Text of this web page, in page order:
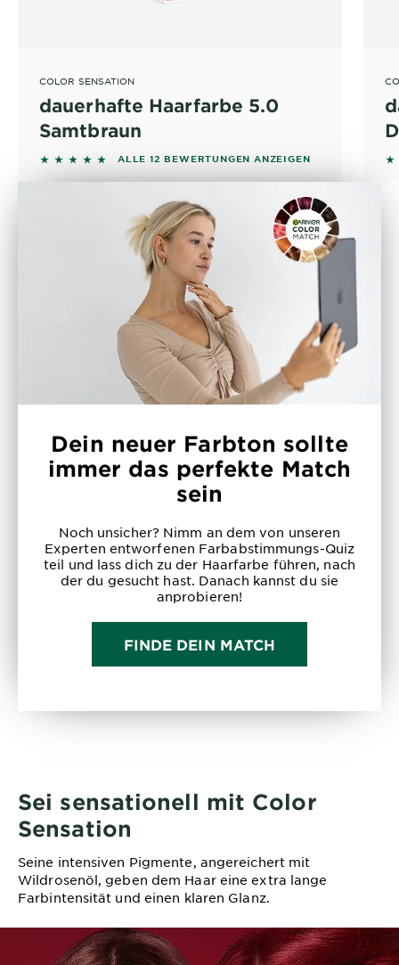
COLOR SENSATION
dauerhafte Haarfarbe 5.0
Samtbraun
4.9167 out of 5 stars based on reviews
ALLE 12 BEWERTUNGEN ANZEIGEN
Dein neuer Farbton sollte
immer das perfekte Match
sein
Noch unsicher? Nimm an dem von unseren
Experten entworfenen Farbabstimmungs-Quiz
teil und lass dich zu der Haarfarbe führen, nach
der du gesucht hast. Danach kannst du sie
anprobieren!
FINDE DEIN MATCH
Sei sensationell mit Color
Sensation
Seine intensiven Pigmente, angereichert mit
Wildrosenöl, geben dem Haar eine extra lange
Farbintensität und einen klaren Glanz.